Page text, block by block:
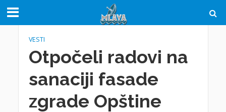
VESTI
Otpočeli radovi na
sanaciji fasade
zgrade Opštine